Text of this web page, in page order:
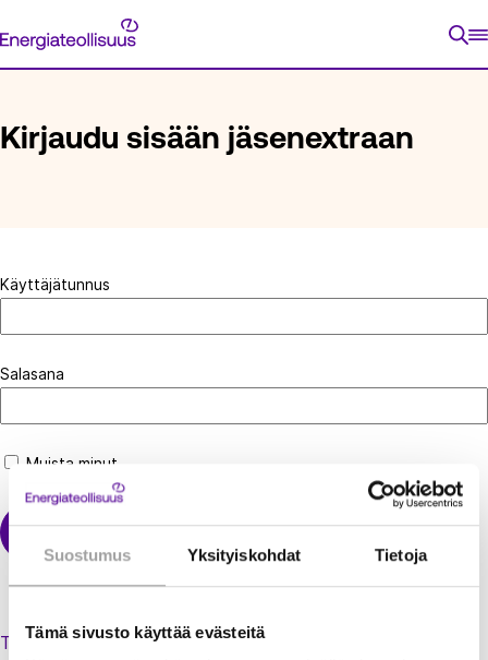
Suostumus Yksityiskohdat Tietoja
Tämä sivusto käyttää evästeitä
suoraan
Energiateollisuus
ETUSIVU
Kirjaudu sisään jäsenextraan
Käyttäjätunnus
Salasana
Muista minut
Tilaa uusi salasana unohtuneen tilalle